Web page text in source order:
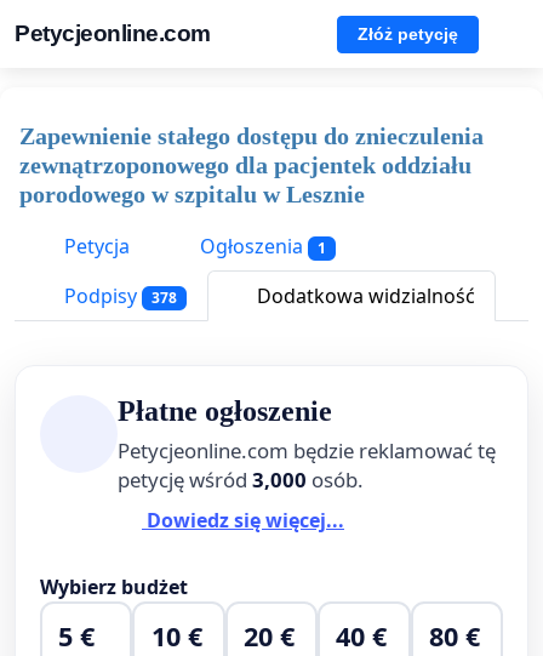
Petycjeonline.com Złóż petycję
Zapewnienie stałego dostępu do znieczulenia
zewnątrzoponowego dla pacjentek oddziału
porodowego w szpitalu w Lesznie
Petycja
Ogłoszenia 1
Podpisy 378 Dodatkowa widzialność
Płatne ogłoszenie
Petycjeonline.com będzie reklamować tę
petycję wśród 3,000 osób.
Dowiedz się więcej...
Wybierz budżet
5 € 10 € 20 € 40 € 80 €